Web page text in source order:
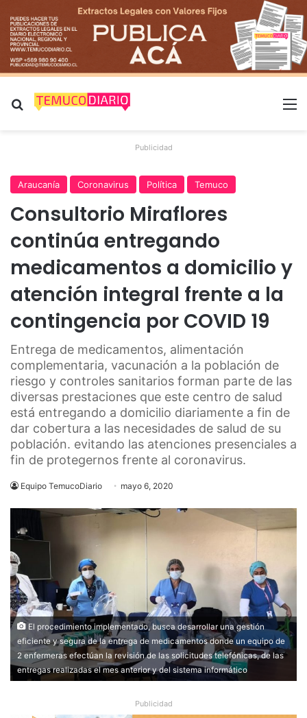
Buscar por
Publicidad
Araucanía Coronavirus Política Temuco
Consultorio Miraflores
continúa entregando
medicamentos a domicilio y
atención integral frente a la
contingencia por COVID 19
Entrega de medicamentos, alimentación
complementaria, vacunación a la población de
riesgo y controles sanitarios forman parte de las
diversas prestaciones que este centro de salud
está entregando a domicilio diariamente a fin de
dar cobertura a las necesidades de salud de su
población. evitando las atenciones presenciales a
fin de protegernos frente al coronavirus.
Equipo TemucoDiario mayo 6, 2020
El procedimiento implementado, busca desarrollar una gestión
eficiente y segura de la entrega de medicamentos donde un equipo de
2 enfermeras efectúan la revisión de las solicitudes telefónicas, de las
entregas realizadas el mes anterior y del sistema informático
Publicidad